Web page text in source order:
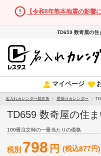
【令和8年熊本地震の影響
TD659 数奇屋の住
マイページ
名入れカレンダー製作所 壁掛けカレンダー
TD659 数奇屋の住
100冊注文時の一冊当たりの価格
税別 798 円 (税込877円)